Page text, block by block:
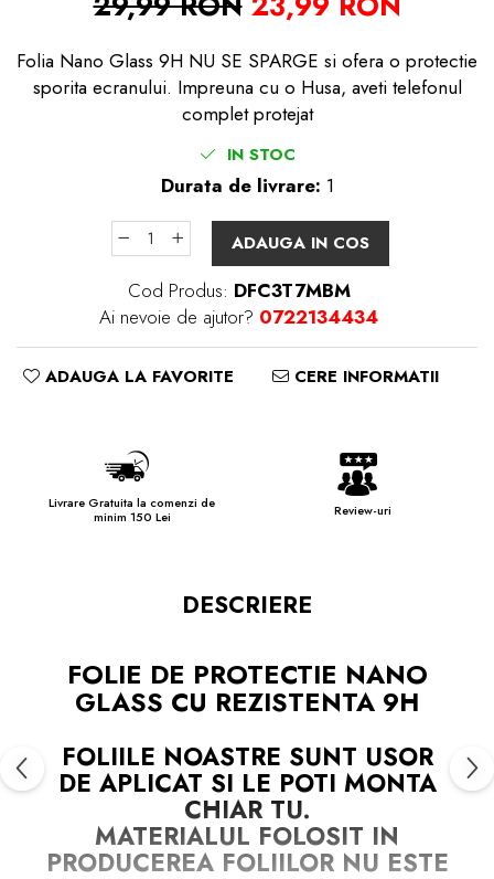
Folia Nano Glass 9H NU SE SPARGE si ofera o protectie
sporita ecranului. Impreuna cu o Husa, aveti telefonul
complet protejat
IN STOC
Durata de livrare: 1
ADAUGA IN COS
Cod Produs: DFC3T7MBM
Ai nevoie de ajutor? 0722134434
ADAUGA LA FAVORITE CERE INFORMATII
Livrare Gratuita la comenzi de
minim 150 Lei
Review-uri
DESCRIERE
FOLIE DE PROTECTIE NANO
GLASS CU REZISTENTA 9H
FOLIILE NOASTRE SUNT USOR
DE APLICAT SI LE POTI MONTA
CHIAR TU.
MATERIALUL FOLOSIT IN
PRODUCEREA FOLIILOR NU ESTE